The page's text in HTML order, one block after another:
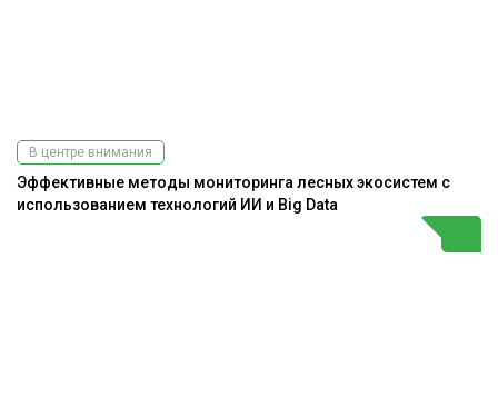
В центре внимания
Эффективные методы мониторинга лесных экосистем с
использованием технологий ИИ и Big Data